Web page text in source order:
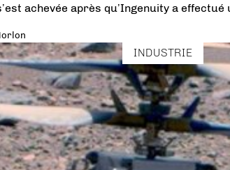
achevée après qu’Ingenuity a
INDUSTRIE